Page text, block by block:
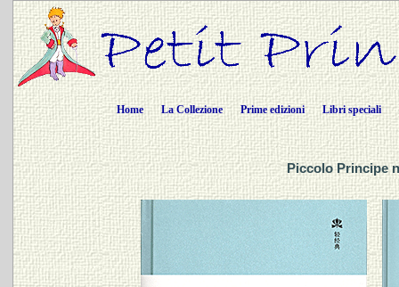
Home La Collezione Prime edizioni Libri speciali
Piccolo Principe